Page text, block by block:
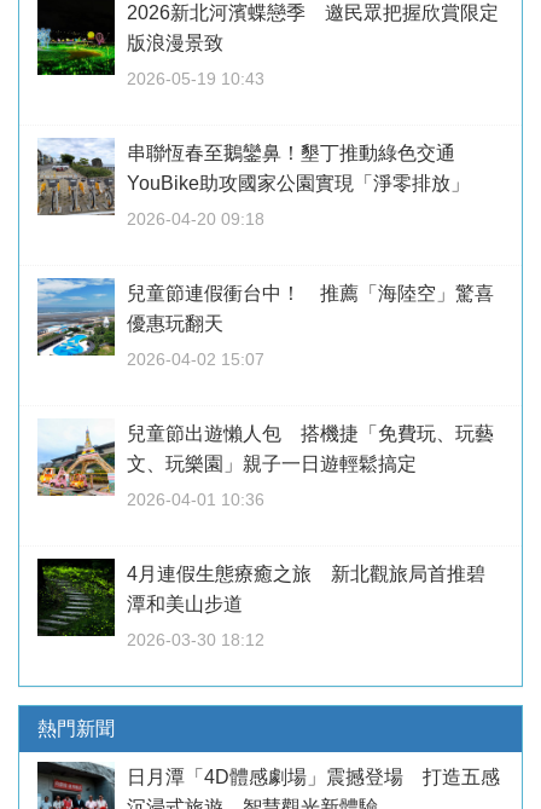
2026新北河濱蝶戀季 邀民眾把握欣賞限定
版浪漫景致
2026-05-19 10:43
串聯恆春至鵝鑾鼻！墾丁推動綠色交通
YouBike助攻國家公園實現「淨零排放」
2026-04-20 09:18
兒童節連假衝台中！ 推薦「海陸空」驚喜
優惠玩翻天
2026-04-02 15:07
兒童節出遊懶人包 搭機捷「免費玩、玩藝
文、玩樂園」親子一日遊輕鬆搞定
2026-04-01 10:36
4月連假生態療癒之旅 新北觀旅局首推碧
潭和美山步道
2026-03-30 18:12
熱門新聞
日月潭「4D體感劇場」震撼登場 打造五感